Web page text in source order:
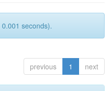
seconds).
previous 1 next